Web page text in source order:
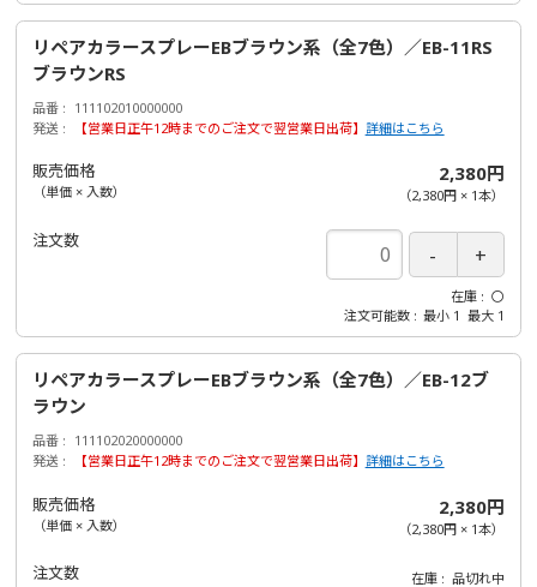
リペアカラースプレーEBブラウン系（全7色）／EB-11RS
ブラウンRS
品番
111102010000000
発送
【営業日正午12時までのご注文で翌営業日出荷】 詳細はこちら
販売価格
（単価 × 入数）
2,380円
（2,380円× 1本）
注文数
在庫
〇
注文可能数
最小 1 最大 1
リペアカラースプレーEBブラウン系（全7色）／EB-12ブ
ラウン
品番
111102020000000
発送
【営業日正午12時までのご注文で翌営業日出荷】 詳細はこちら
販売価格
（単価 × 入数）
2,380円
（2,380円× 1本）
注文数 在庫 品切れ中